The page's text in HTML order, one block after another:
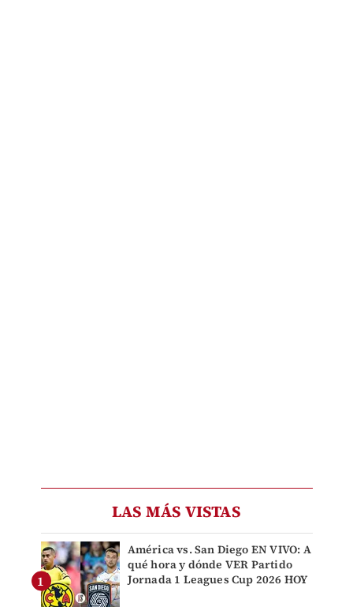
LAS MÁS VISTAS
América vs. San Diego EN VIVO: A
qué hora y dónde VER Partido
Jornada 1 Leagues Cup 2026 HOY